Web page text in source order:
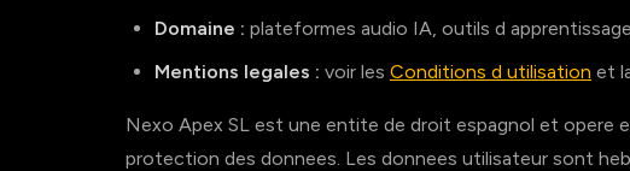
Domaine : plateformes audio IA, outils d
Mentions legales : voir les Conditions d utilisation et
Nexo Apex SL est une entite de droit espagnol et opere
protection des donnees. Les donnees utilisateur sont